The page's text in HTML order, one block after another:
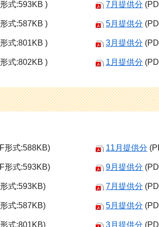
式:593KB ) 7月提供分
式:587KB ) 5月提供分
式:801KB ) 3月提供分
式:802KB ) 1月提供分
形式:588KB) 11月提供分
形式:593KB) 9月提供分
式:593KB) 7月提供分
式:587KB) 5月提供分
式:801KB) 3月提供分